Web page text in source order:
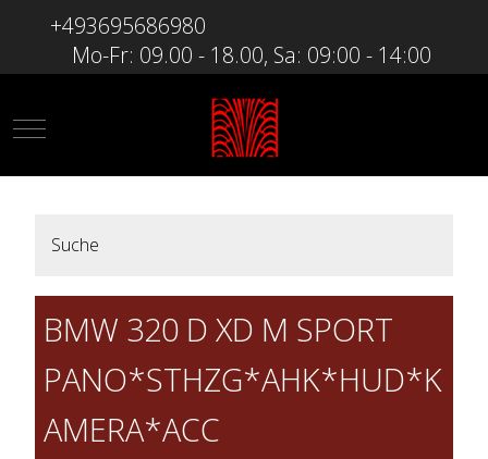
+493695686980
Mo-Fr: 09.00 - 18.00, Sa: 09:00 - 14:00
Mobile Menu Toggle
Suche
BMW 320 D XD M SPORT
PANO*STHZG*AHK*HUD*K
AMERA*ACC